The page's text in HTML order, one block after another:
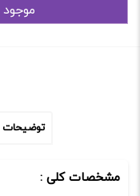
توضیحات
مشخصات کلی :